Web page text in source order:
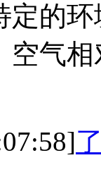
定的
空气